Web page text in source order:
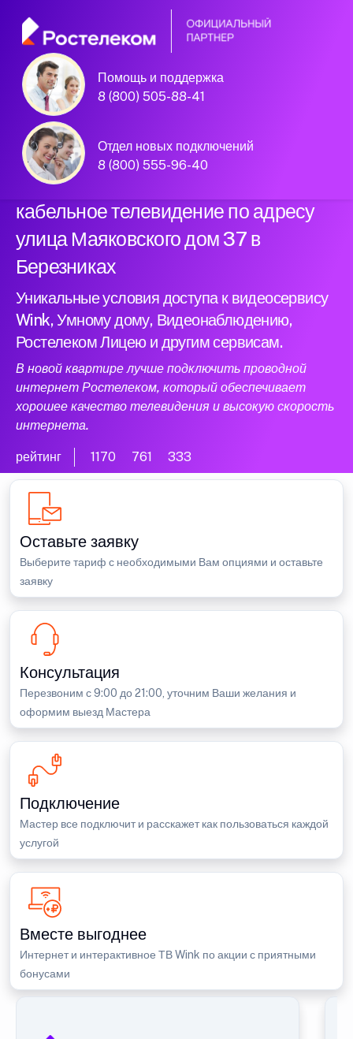
Помощь и поддержка
8 (800) 505-88-41
Отдел новых подключений
8 (800) 555-96-40
Официальный
партнер Ростелеком
Подключили новый интернет и
кабельное телевидение по адресу
улица Маяковского дом 37 в
Березниках
Уникальные условия доступа к видеосервису
Wink, Умному дому, Видеонаблюдению,
Ростелеком Лицею и другим сервисам.
В новой квартире лучше подключить проводной
интернет Ростелеком, который обеспечивает
хорошее качество телевидения и высокую скорость
интернета.
рейтинг 1170 761 333
Оставьте заявку
Выберите тариф с необходимыми Вам опциями и оставьте
заявку
Консультация
Перезвоним с 9:00 до 21:00, уточним Ваши желания и
оформим выезд Мастера
Подключение
Мастер все подключит и расскажет как пользоваться каждой
услугой
Вместе выгоднее
Интернет и интерактивное ТВ Wink по акции с приятными
бонусами